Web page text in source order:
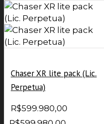
Chaser XR lite pack (Lic.
Perpetua)
R$599.980,00